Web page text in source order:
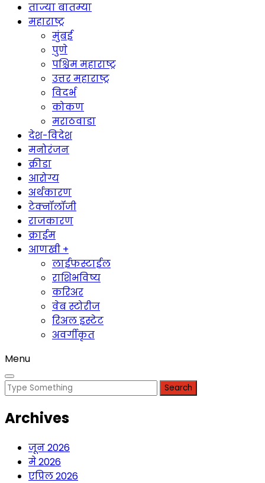
ताज्या बातम्या
महाराष्ट्र
मुंबई
पुणे
पश्चिम महाराष्ट्र
उत्तर महाराष्ट्र
विदर्भ
कोकण
मराठवाडा
देश-विदेश
मनोरंजन
क्रीडा
आरोग्य
अर्थकारण
टेक्नॉलॉजी
राजकारण
क्राईम
आणखी +
लाईफस्टाईल
राशिभविष्य
करिअर
वेब स्टोरीज
रिअल इस्टेट
अवर्गीकृत
Menu
Search
Archives
जून 2026
मे 2026
एप्रिल 2026